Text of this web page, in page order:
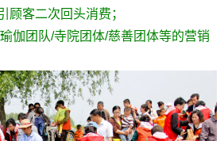
顾客二次回头消费；
伽团队/寺院团体/慈善团体等的营销